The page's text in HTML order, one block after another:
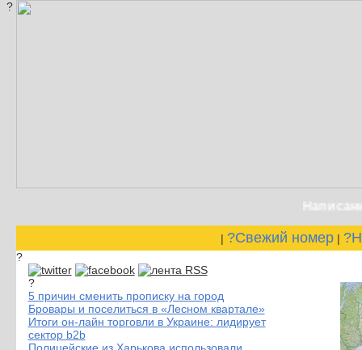
?
Написание
| ?Свежий номер|
?
?
5 причин сменить прописку на город
Бровары и поселиться в «Лесном квартале»
Итоги он-лайн торговли в Украине: лидирует
сектор b2b